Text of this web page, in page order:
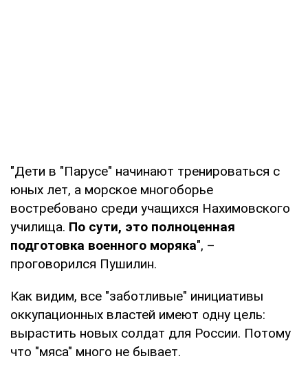
"Дети в "Парусе" начинают тренироваться с
юных лет, а морское многоборье
востребовано среди учащихся Нахимовского
училища. По сути, это полноценная
подготовка военного моряка", –
проговорился Пушилин.
Как видим, все "заботливые" инициативы
оккупационных властей имеют одну цель:
вырастить новых солдат для России. Потому
что "мяса" много не бывает.